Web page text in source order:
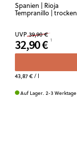
Spanien | Rioja
Tempranillo | trocken
UVP 39,90 €
32,90 €
43,87 €/ l
Auf Lager. 2-3 Werktage